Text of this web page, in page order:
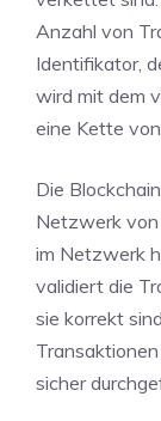
Anzahl von
Identifikator,
wird mit dem
eine Kette
Die
Netzwerk von
im Netzwerk
validiert die
sie korrekt
sicher